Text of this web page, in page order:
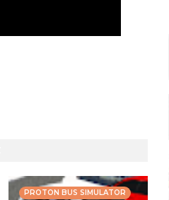
PROTON BUS SIMULATOR